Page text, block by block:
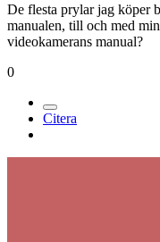
De flesta prylar jag köper
manualen, till och med
videokamerans manual?
0
Citera